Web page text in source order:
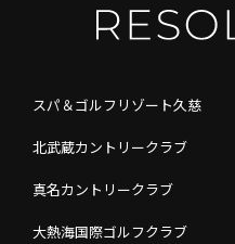
スパ＆ゴルフリゾート久慈
北武蔵カントリークラブ
真名カントリークラブ
大熱海国際ゴルフクラブ